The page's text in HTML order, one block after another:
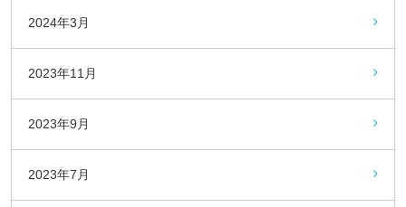
2024年3月
2023年11月
2023年9月
2023年7月